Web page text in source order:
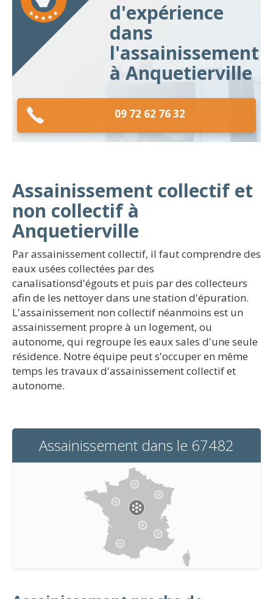
d'expérience
dans
l'assainissement
à Anquetierville
09 72 62 76 32
Assainissement collectif et
non collectif à
Anquetierville
Par assainissement collectif, il faut comprendre des
eaux usées collectées par des
canalisationsd'égouts et puis par des collecteurs
afin de les nettoyer dans une station d'épuration.
L'assainissement non collectif néanmoins est un
assainissement propre à un logement, ou
autonome, qui regroupe les eaux sales d'une seule
résidence. Notre équipe peut s'occuper en même
temps les travaux d'assainissement collectif et
autonome.
Assainissement dans le 67482